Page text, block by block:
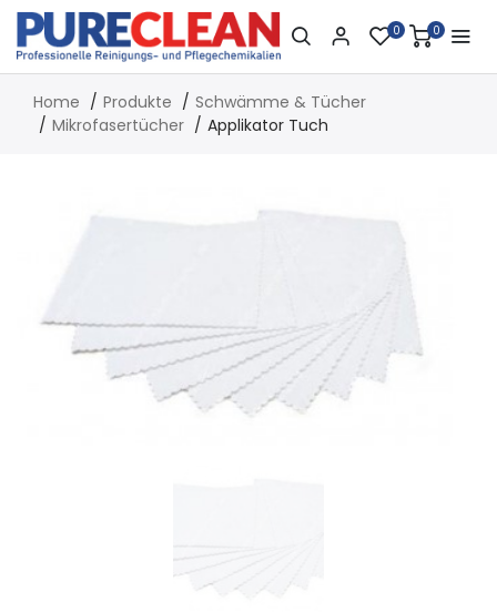
0 0
Home Produkte
Schwämme & Tücher
Mikrofasertücher
Applikator Tuch